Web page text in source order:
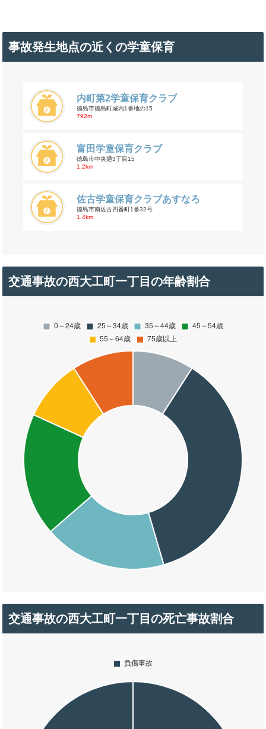
事故発生地点の近くの学童保育
内町第2学童保育クラブ
徳島市徳島町城内1番地の15
792m
富田学童保育クラブ
徳島市中央通3丁目15
1.2km
佐古学童保育クラブあすなろ
徳島市南佐古四番町1番32号
1.4km
交通事故の西大工町一丁目の年齢割合
交通事故の西大工町一丁目の死亡事故割合